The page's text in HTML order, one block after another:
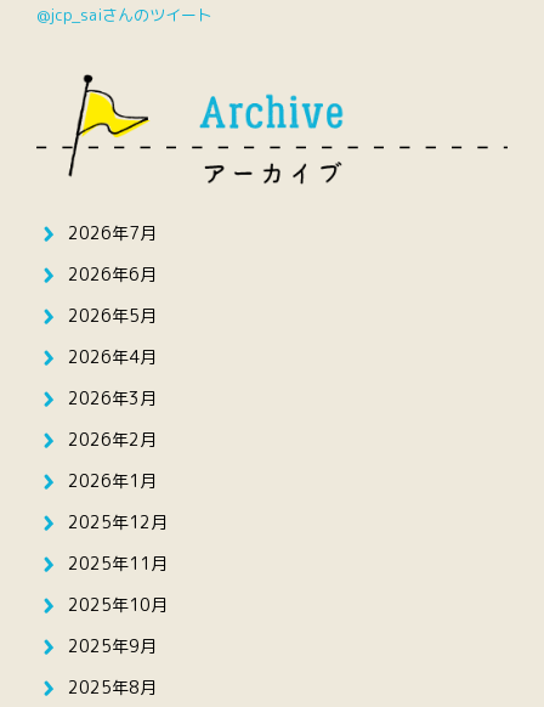
@jcp_saiさんのツイート
2026年7月
2026年6月
2026年5月
2026年4月
2026年3月
2026年2月
2026年1月
2025年12月
2025年11月
2025年10月
2025年9月
2025年8月